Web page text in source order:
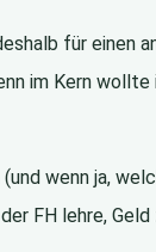
für einen
im Kern wollte
wenn ja,
FH lehre, Geld